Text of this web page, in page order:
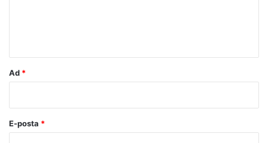
Ad *
E-posta *